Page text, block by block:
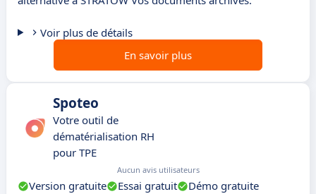
Voir plus de détails
En savoir plus
Spoteo
Votre outil de
dématérialisation RH
pour TPE
Aucun avis utilisateurs
Version gratuite Essai gratuit
Démo gratuite